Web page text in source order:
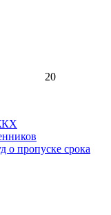
20
о пропуске срока